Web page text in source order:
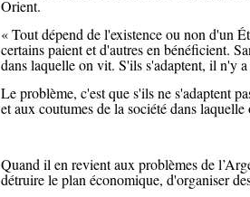
Orient.
« Tout dépend de l'existence ou non d'un
certains paient et d'autres en bénéficient.
dans laquelle on vit. S'ils s'adaptent, il n'y
Le problème, c'est que s'ils ne s'adaptent
et aux coutumes de la société dans
Quand il en revient aux problèmes de
détruire le plan économique, d'organiser